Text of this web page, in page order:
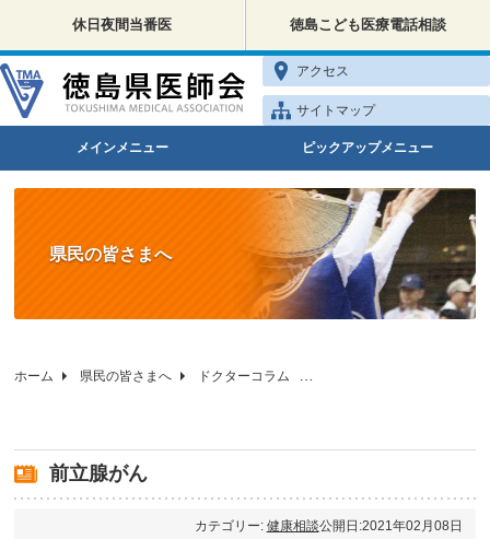
休日夜間当番医 徳島こども医療電話相談
アクセス
サイトマップ
メインメニュー ピックアップメニュー
県民の皆さまへ
ホーム 県民の皆さまへ ドクターコラム
前立腺がん
カテゴリー: 健康相談公開日:2021年02月08日